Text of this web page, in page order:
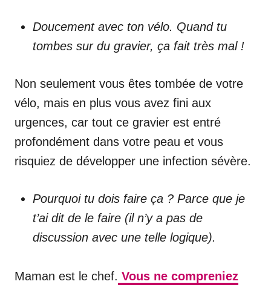
Doucement avec ton vélo. Quand tu
tombes sur du gravier, ça fait très mal !
Non seulement vous êtes tombée de votre
vélo, mais en plus vous avez fini aux
urgences, car tout ce gravier est entré
profondément dans votre peau et vous
risquiez de développer une infection sévère.
Pourquoi tu dois faire ça ? Parce que je
t’ai dit de le faire (il n’y a pas de
discussion avec une telle logique).
Maman est le chef. Vous ne compreniez